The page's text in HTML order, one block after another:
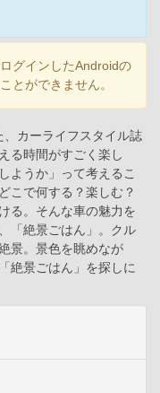
グインしたAndroidの
とができません。
、カーライフスタイル誌
る時間がすごく楽し
ようか」って考えるこ
こで何する？楽しむ？
る。そんな車の魅力を
「絶景ごはん」。クル
景。景色を眺めなが
絶景ごはん」を探しに